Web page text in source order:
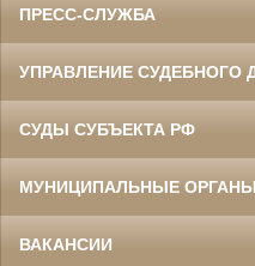
ПРЕСС-СЛУЖБА
УПРАВЛЕНИЕ СУДЕБНОГО
СУДЫ СУБЪЕКТА РФ
МУНИЦИПАЛЬНЫЕ
ВАКАНСИИ